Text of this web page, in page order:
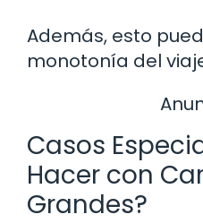
Además, esto
monotonía del
Casos
Hacer con
Grandes?